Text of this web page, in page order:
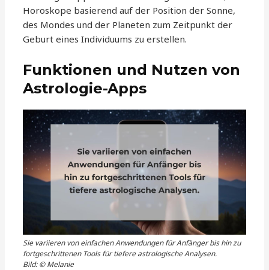
Horoskope basierend auf der Position der Sonne,
des Mondes und der Planeten zum Zeitpunkt der
Geburt eines Individuums zu erstellen.
Funktionen und Nutzen von
Astrologie-Apps
Sie variieren von einfachen Anwendungen für Anfänger bis hin zu
fortgeschrittenen Tools für tiefere astrologische Analysen.
Bild: © Melanie